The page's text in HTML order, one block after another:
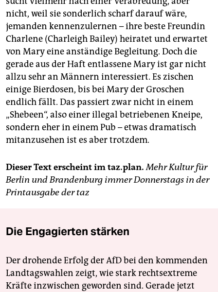
nicht, weil sie sonderlich scharf darauf wäre,
jemanden kennenzulernen – ihre beste Freundin
Charlene (Charleigh Bailey) heiratet und erwartet
von Mary eine anständige Begleitung. Doch die
gerade aus der Haft entlassene Mary ist gar nicht
allzu sehr an Männern interessiert. Es zischen
einige Bierdosen, bis bei Mary der Groschen
endlich fällt. Das passiert zwar nicht in einem
„Shebeen“, also einer illegal betriebenen Kneipe,
sondern eher in einem Pub – etwas dramatisch
mitanzusehen ist es aber trotzdem.
Dieser Text erscheint im taz.plan.Mehr Kultur für
Berlin und Brandenburg immer Donnerstags in der
Printausgabe der taz
Die Engagierten stärken
Der drohende Erfolg der AfD bei den kommenden
Landtagswahlen zeigt, wie stark rechtsextreme
Kräfte inzwischen geworden sind. Gerade jetzt